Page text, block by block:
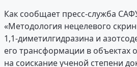
Как сообщает пресс-служба
«Методология нецелевого
1,1-диметилгидразина и
его трансформации в
на соискание ученой степени